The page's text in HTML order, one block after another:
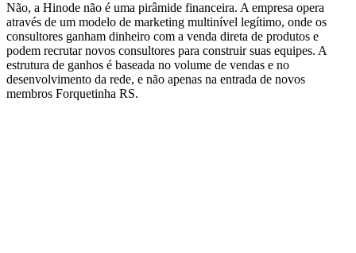
Não, a Hinode não é uma pirâmide financeira. A empresa opera
através de um modelo de marketing multinível legítimo, onde os
consultores ganham dinheiro com a venda direta de produtos e
podem recrutar novos consultores para construir suas equipes. A
estrutura de ganhos é baseada no volume de vendas e no
desenvolvimento da rede, e não apenas na entrada de novos
membros​ Forquetinha RS.